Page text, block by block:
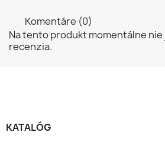
Komentáre (0)
Na tento produkt momentálne
recenzia.
KATALÓG